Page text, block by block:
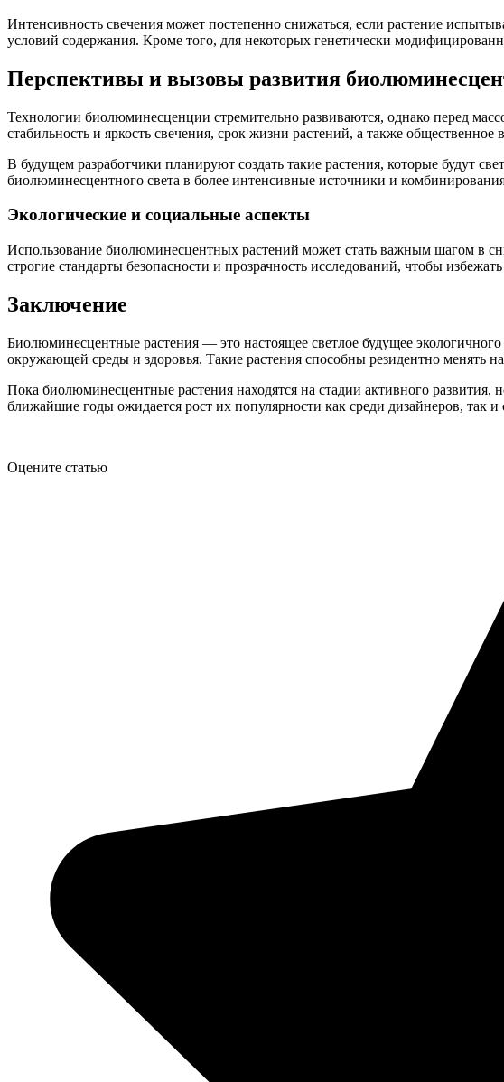
Интенсивность свечения может постепенно снижаться, если растение
условий содержания. Кроме того, для некоторых генетически
Перспективы и вызовы развития
Технологии биолюминесценции стремительно развиваются, однако перед
стабильность и яркость свечения, срок жизни растений, а также
В будущем разработчики планируют создать такие растения, которые будут
биолюминесцентного света в более интенсивные источники и
Экологические и социальные аспекты
Использование биолюминесцентных растений может стать важным шагом в
строгие стандарты безопасности и прозрачность исследований, чтобы
Заключение
Биолюминесцентные растения — это настоящее светлое будущее
окружающей среды и здоровья. Такие растения способны резидентно
Пока биолюминесцентные растения находятся на стадии активного
ближайшие годы ожидается рост их популярности как среди дизайнеров, так
Оцените статью